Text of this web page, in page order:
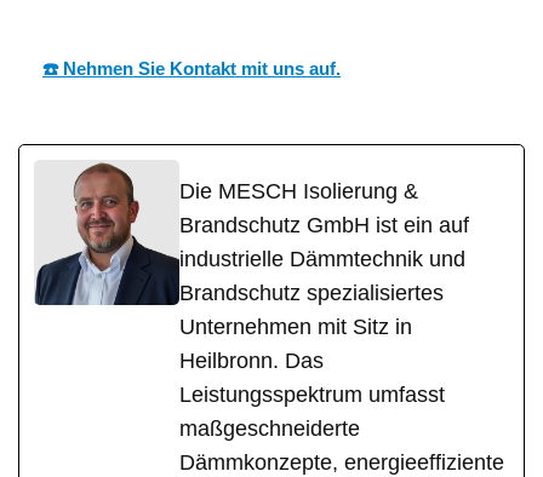
☎️ Nehmen Sie Kontakt mit uns auf.
Die MESCH Isolierung &
Brandschutz GmbH ist ein auf
industrielle Dämmtechnik und
Brandschutz spezialisiertes
Unternehmen mit Sitz in
Heilbronn. Das
Leistungsspektrum umfasst
maßgeschneiderte
Dämmkonzepte, energieeffiziente